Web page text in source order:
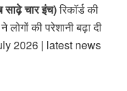
साढ़े चार इंच)रिकॉर्ड की
की परेशानी बढ़ा दी
2026 | latest news